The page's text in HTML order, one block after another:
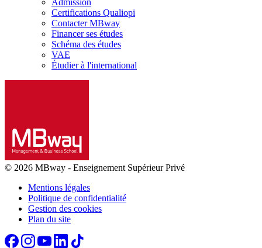
Admission
Certifications Qualiopi
Contacter MBway
Financer ses études
Schéma des études
VAE
Étudier à l'international
© 2026 MBway - Enseignement Supérieur Privé
Mentions légales
Politique de confidentialité
Gestion des cookies
Plan du site